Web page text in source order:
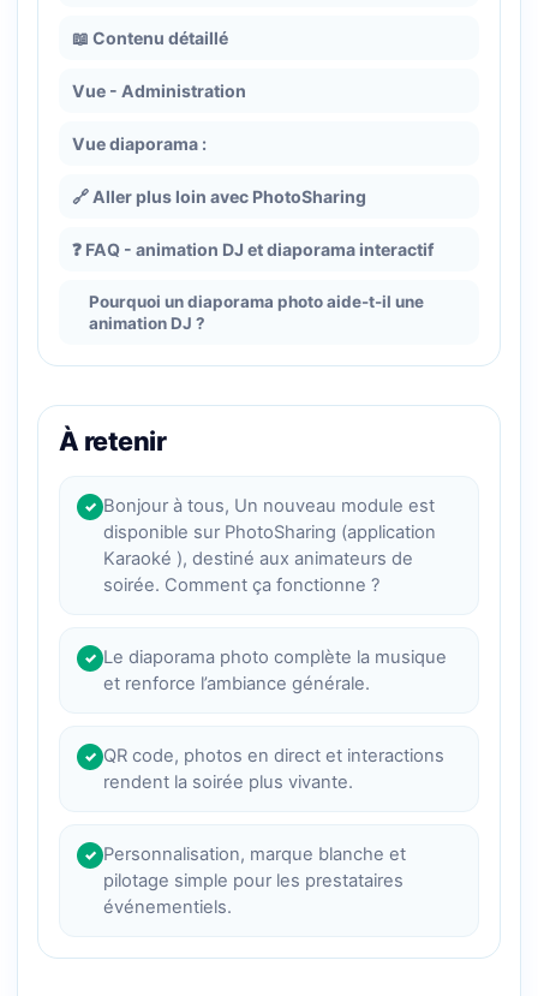
📖 Contenu détaillé
Vue - Administration
Vue diaporama :
🔗 Aller plus loin avec PhotoSharing
❓ FAQ - animation DJ et diaporama interactif
Pourquoi un diaporama photo aide-t-il une
animation DJ ?
À retenir
✓ Bonjour à tous, Un nouveau module est
disponible sur PhotoSharing (application
Karaoké ), destiné aux animateurs de
soirée. Comment ça fonctionne ?
✓ Le diaporama photo complète la musique
et renforce l’ambiance générale.
✓ QR code, photos en direct et interactions
rendent la soirée plus vivante.
✓ Personnalisation, marque blanche et
pilotage simple pour les prestataires
événementiels.